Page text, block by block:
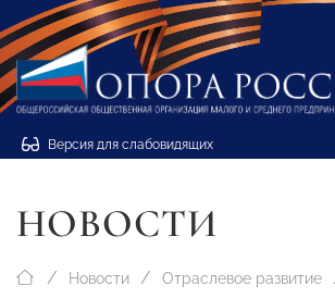
Версия для слабовидящих
НОВОСТИ
Новости Отраслевое развитие